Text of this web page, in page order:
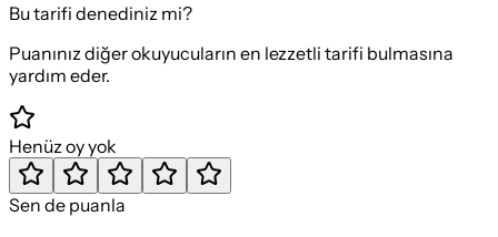
Bu tarifi denediniz mi?
Puanınız diğer okuyucuların en lezzetli tarifi bulmasına
yardım eder.
Henüz oy yok
Sen de puanla